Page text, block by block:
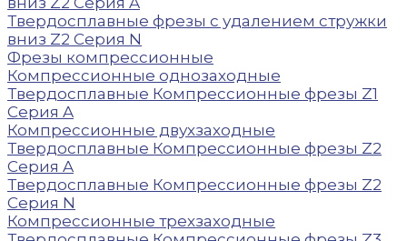
Твердосплавные фрезы с удалением стружки
вниз Z2 Серия N
Фрезы компрессионные
Компрессионные однозаходные
Твердосплавные Компрессионные фрезы Z1
Серия A
Компрессионные двухзаходные
Твердосплавные Компрессионные фрезы Z2
Серия A
Твердосплавные Компрессионные фрезы Z2
Серия N
Компрессионные трехзаходные